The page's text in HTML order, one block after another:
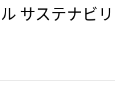
サステナビ